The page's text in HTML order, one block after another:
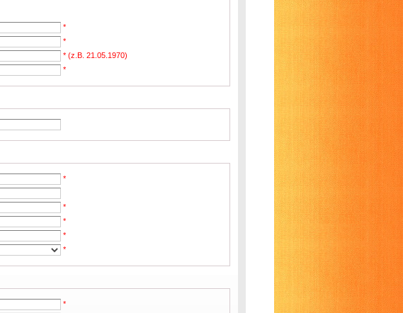
*
*
* (z.B. 21.05.1970)
*
*
*
*
*
*
*